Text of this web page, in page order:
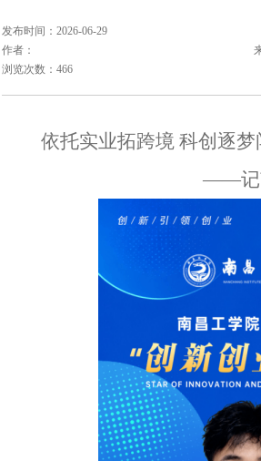
发布时间：2026-06-29
作者：
浏览次数：466
依托实业拓跨境 科创逐梦
——记